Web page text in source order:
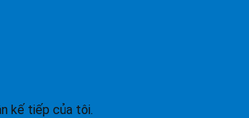
kế tiếp của tôi.